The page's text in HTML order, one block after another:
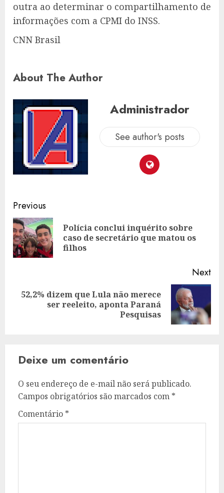
outra ao determinar o compartilhamento de
informações com a CPMI do INSS.
CNN Brasil
About The Author
Administrador
See author's posts
Post
navigation
Previous
Polícia conclui inquérito sobre
caso de secretário que matou os
filhos
Next
Next
52,2% dizem que Lula não merece
ser reeleito, aponta Paraná
Pesquisas
Deixe um comentário
O seu endereço de e-mail não será publicado.
Campos obrigatórios são marcados com *
Comentário *